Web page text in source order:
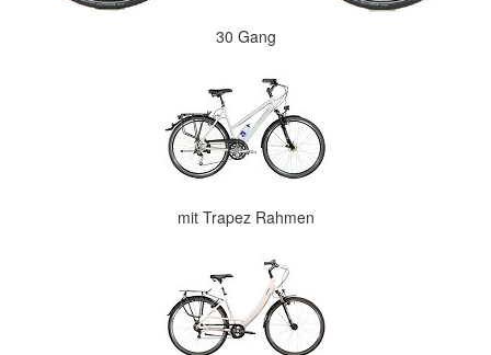
30 Gang
mit Trapez Rahmen